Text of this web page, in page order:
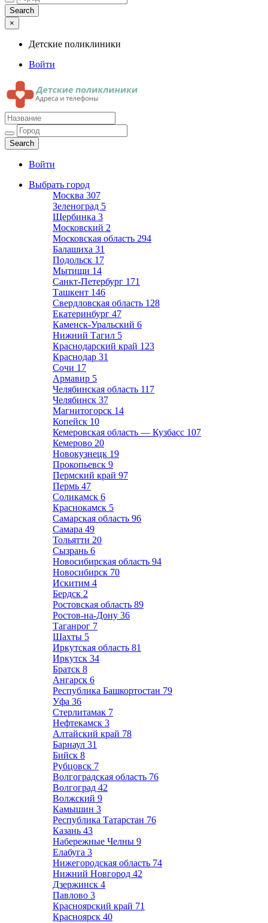
×
Детские поликлиники
Войти
Детские поликлиники
Адреса и телефоны поликлиник
Войти
Выбрать город
Москва 307
Зеленоград 5
Щербинка 3
Московский 2
Московская область 294
Балашиха 31
Подольск 17
Мытищи 14
Санкт-Петербург 171
Ташкент 146
Свердловская область 128
Екатеринбург 47
Каменск-Уральский 6
Нижний Тагил 5
Краснодарский край 123
Краснодар 31
Сочи 17
Армавир 5
Челябинская область 117
Челябинск 37
Магнитогорск 14
Копейск 10
Кемеровская область — Кузбасс 107
Кемерово 20
Новокузнецк 19
Прокопьевск 9
Пермский край 97
Пермь 47
Соликамск 6
Краснокамск 5
Самарская область 96
Самара 49
Тольятти 20
Сызрань 6
Новосибирская область 94
Новосибирск 70
Искитим 4
Бердск 2
Ростовская область 89
Ростов-на-Дону 36
Таганрог 7
Шахты 5
Иркутская область 81
Иркутск 34
Братск 8
Ангарск 6
Республика Башкортостан 79
Уфа 36
Стерлитамак 7
Нефтекамск 3
Алтайский край 78
Барнаул 31
Бийск 8
Рубцовск 7
Волгоградская область 76
Волгоград 42
Волжский 9
Камышин 3
Республика Татарстан 76
Казань 43
Набережные Челны 9
Елабуга 3
Нижегородская область 74
Нижний Новгород 42
Дзержинск 4
Павлово 3
Красноярский край 71
Красноярск 40